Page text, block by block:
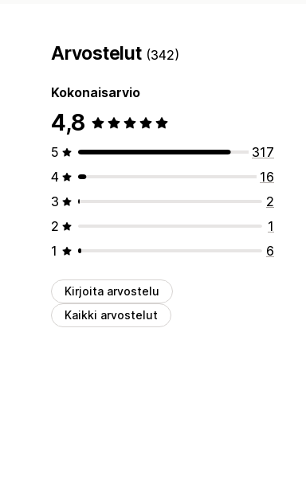
Arvostelut (342)
Kokonaisarvio
4,8
5
317
4
16
3
2
2
1
1
6
Kirjoita arvostelu
Kaikki arvostelut